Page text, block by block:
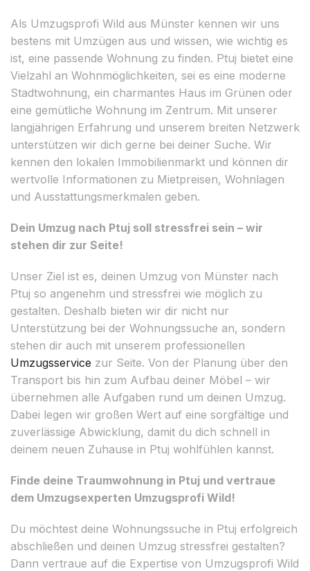
Als Umzugsprofi Wild aus Münster kennen wir uns
bestens mit Umzügen aus und wissen, wie wichtig es
ist, eine passende Wohnung zu finden. Ptuj bietet eine
Vielzahl an Wohnmöglichkeiten, sei es eine moderne
Stadtwohnung, ein charmantes Haus im Grünen oder
eine gemütliche Wohnung im Zentrum. Mit unserer
langjährigen Erfahrung und unserem breiten Netzwerk
unterstützen wir dich gerne bei deiner Suche. Wir
kennen den lokalen Immobilienmarkt und können dir
wertvolle Informationen zu Mietpreisen, Wohnlagen
und Ausstattungsmerkmalen geben.
Dein Umzug nach Ptuj soll stressfrei sein – wir
stehen dir zur Seite!
Unser Ziel ist es, deinen Umzug von Münster nach
Ptuj so angenehm und stressfrei wie möglich zu
gestalten. Deshalb bieten wir dir nicht nur
Unterstützung bei der Wohnungssuche an, sondern
stehen dir auch mit unserem professionellen
Umzugsservice zur Seite. Von der Planung über den
Transport bis hin zum Aufbau deiner Möbel – wir
übernehmen alle Aufgaben rund um deinen Umzug.
Dabei legen wir großen Wert auf eine sorgfältige und
zuverlässige Abwicklung, damit du dich schnell in
deinem neuen Zuhause in Ptuj wohlfühlen kannst.
Finde deine Traumwohnung in Ptuj und vertraue
dem Umzugsexperten Umzugsprofi Wild!
Du möchtest deine Wohnungssuche in Ptuj erfolgreich
abschließen und deinen Umzug stressfrei gestalten?
Dann vertraue auf die Expertise von Umzugsprofi Wild